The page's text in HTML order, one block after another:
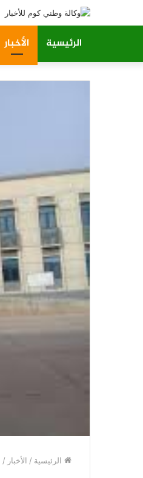
الرئيسية الأخبار
الرئيسية / الأخبار /